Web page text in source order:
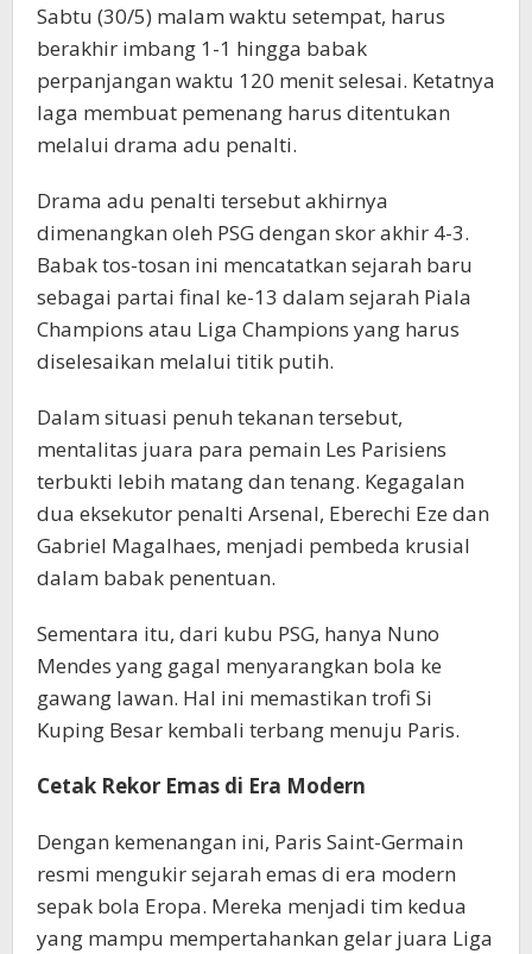
Sabtu (30/5) malam waktu setempat, harus
berakhir imbang 1-1 hingga babak
perpanjangan waktu 120 menit selesai. Ketatnya
laga membuat pemenang harus ditentukan
melalui drama adu penalti.
Drama adu penalti tersebut akhirnya
dimenangkan oleh PSG dengan skor akhir 4-3.
Babak tos-tosan ini mencatatkan sejarah baru
sebagai partai final ke-13 dalam sejarah Piala
Champions atau Liga Champions yang harus
diselesaikan melalui titik putih.
Dalam situasi penuh tekanan tersebut,
mentalitas juara para pemain Les Parisiens
terbukti lebih matang dan tenang. Kegagalan
dua eksekutor penalti Arsenal, Eberechi Eze dan
Gabriel Magalhaes, menjadi pembeda krusial
dalam babak penentuan.
Sementara itu, dari kubu PSG, hanya Nuno
Mendes yang gagal menyarangkan bola ke
gawang lawan. Hal ini memastikan trofi Si
Kuping Besar kembali terbang menuju Paris.
Cetak Rekor Emas di Era Modern
Dengan kemenangan ini, Paris Saint-Germain
resmi mengukir sejarah emas di era modern
sepak bola Eropa. Mereka menjadi tim kedua
yang mampu mempertahankan gelar juara Liga